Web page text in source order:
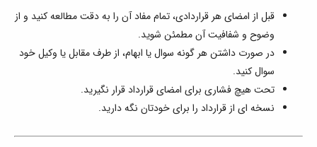
قبل از امضای هر قراردادی، تمام مفاد آن را به دقت مطالعه کنید و از
وضوح و شفافیت آن مطمئن شوید.
در صورت داشتن هر گونه سوال یا ابهام، از طرف مقابل یا وکیل خود
سوال کنید.
تحت هیچ فشاری برای امضای قرارداد قرار نگیرید.
نسخه ای از قرارداد را برای خودتان نگه دارید.